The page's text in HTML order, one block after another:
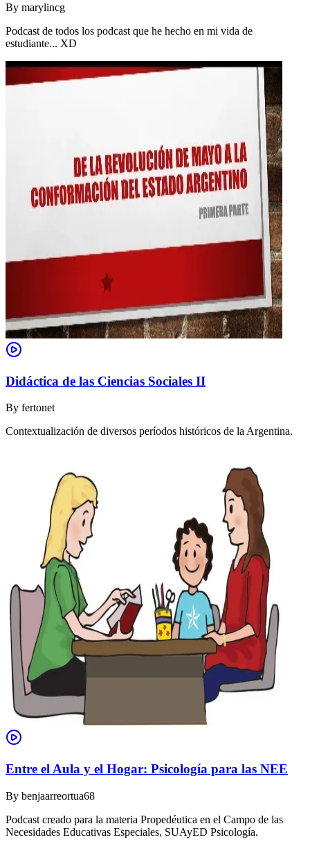
By marylincg
Podcast de todos los podcast que he hecho en mi vida de
estudiante... XD
Didáctica de las Ciencias Sociales II
By fertonet
Contextualización de diversos períodos históricos de la Argentina.
Entre el Aula y el Hogar: Psicología para las NEE
By benjaarreortua68
Podcast creado para la materia Propedéutica en el Campo de las
Necesidades Educativas Especiales, SUAyED Psicología.